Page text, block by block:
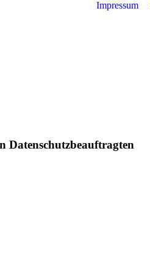
Impressum
Datenschutzbeauftragten